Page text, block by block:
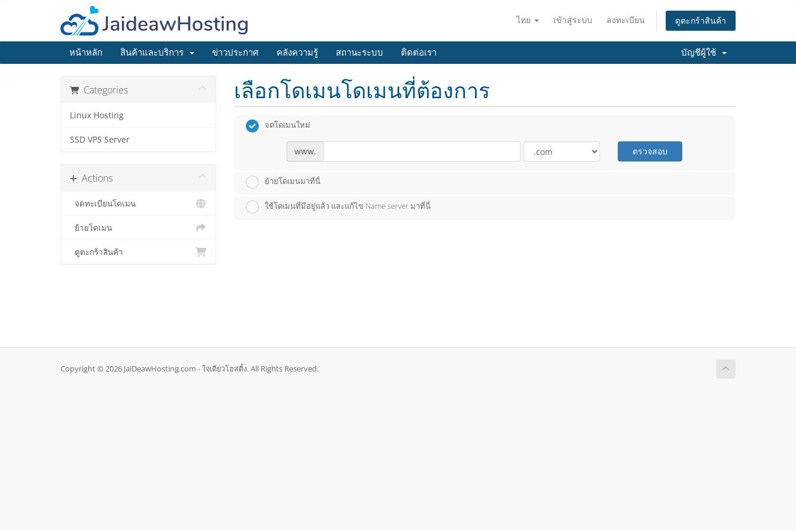
ไทย เข้าสู่ระบบ ลงทะเบียน ดูตะกร้าสินค้า
หน้าหลัก สินค้าและบริการ ข่าวประกาศ คลังความรู้ สถานะระบบ ติดต่อเรา บัญชีผู้ใช้
Categories
Linux Hosting
SSD VPS Server
Actions
จดทะเบียนโดเมน
ย้ายโดเมน
ดูตะกร้าสินค้า
เลือกโดเมนโดเมนที่ต้องการ
จดโดเมนใหม่
www. ตรวจสอบ
ย้ายโดเมนมาที่นี่
ใช้โดเมนที่มีอยู่แล้ว และแก้ไข Name server มาที่นี่
Copyright © 2026 JaiDeawHosting.com - ใจเดียวโฮสติ้ง. All Rights Reserved.